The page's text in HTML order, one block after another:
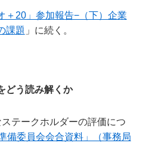
＋20」参加報告−（下）企業
課題 」に続く。
どう読み解くか
テークホルダーの評価につ
備委員会会合資料」（事務局